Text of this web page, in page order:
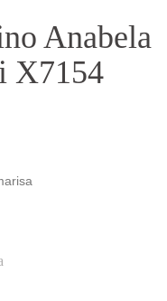
Anabela
X7154